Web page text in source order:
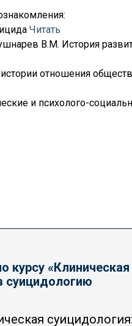
Читать
В.М. История
отношения
и психолого-
курсу
суицидологию